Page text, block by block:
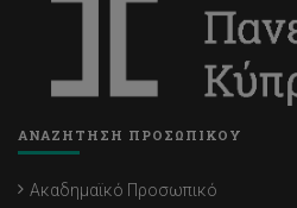
ΑΝΑΖΗΤΗΣΗ ΠΡΟΣΩΠΙΚΟΥ
Ακαδημαϊκό Προσωπικό